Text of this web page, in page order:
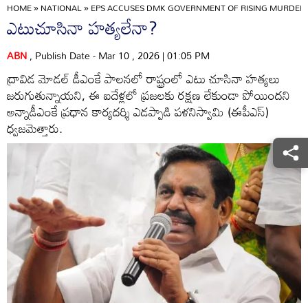
HOME»NATIONAL»EPS ACCUSES DMK GOVERNMENT OF RISING
ఎటుచూసినా హత్యలేనా?
ABN, Publish Date - Mar 10 , 2026 | 01:05 PM
ద్రావిడ మోడల్‌ డీఎంకే పాలనలో రాష్ట్రంలో ఎటు చూసినా హత్యలు
జరుగుతున్నాయని, ఈ ఐదేళ్లలో ప్రజలకు రక్షణ లేకుండా పోయిందని
అన్నాడీఎంకే ప్రధాన కార్యదర్శి ఎడప్పాడి పళనిస్వామి (ఈపీఎస్‌)
ధ్వజమెత్తారు.